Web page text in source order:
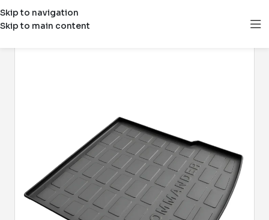
Skip to navigation
Skip to main content